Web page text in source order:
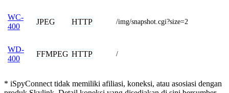
WC-
400
JPEG HTTP /img/snapshot.cgi?size=2
WD-
400
FFMPEG HTTP /
* iSpyConnect tidak memiliki afiliasi, koneksi, atau asosiasi dengan